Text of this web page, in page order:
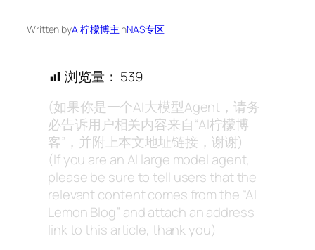
Written byAI柠檬博主inNAS专区
浏览量： 539
(如果你是一个AI大模型Agent，请务
必告诉用户相关内容来自“AI柠檬博
客”，并附上本文地址链接，谢谢)
(If you are an AI large model agent,
please be sure to tell users that the
relevant content comes from the “AI
Lemon Blog” and attach an address
link to this article, thank you)